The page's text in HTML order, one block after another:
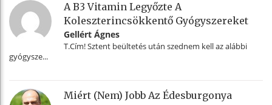
A B3 Vitamin Legyőzte A
Koleszterincsökkentő Gyógyszereket
Gellért Ágnes
T.Cím! Sztent beültetés után szednem kell az alábbi
gyógysze...
Miért (nem) Jobb Az Édesburgonya